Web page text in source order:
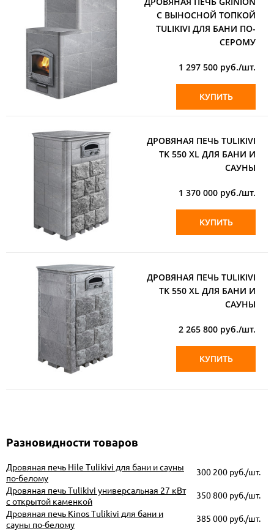
С ВЫНОСНОЙ ТОПКОЙ
TULIKIVI ДЛЯ БАНИ ПО-
СЕРОМУ
1 297 500 руб./шт.
КУПИТЬ
ДРОВЯНАЯ ПЕЧЬ TULIKIVI
TK 550 XL ДЛЯ БАНИ И
САУНЫ
1 370 000 руб./шт.
КУПИТЬ
ДРОВЯНАЯ ПЕЧЬ TULIKIVI
TK 550 XL ДЛЯ БАНИ И
САУНЫ
2 265 800 руб./шт.
КУПИТЬ
Разновидности товаров
Дровяная печь Hile Tulikivi для бани и сауны
по-белому
300 200 руб./шт.
Дровяная печь Tulikivi универсальная 27 кВт
с открытой каменкой
350 800 руб./шт.
Дровяная печь Kinos Tulikivi для бани и
сауны по-белому
385 000 руб./шт.